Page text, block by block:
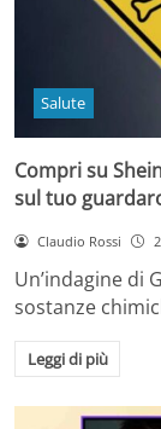
Salute
Compri su
sul tuo
Claudio Rossi
Un’indagine di
sostanze
Leggi di più